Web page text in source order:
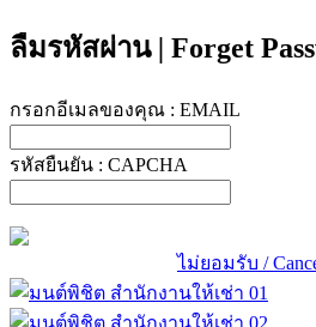
ลืมรหัสผ่าน | Forget
กรอกอีเมลของคุณ : EMAIL
รหัสยืนยัน : CAPCHA
ไม่ยอมรับ /